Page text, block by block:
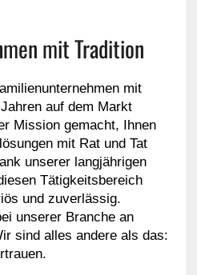
mit Tradition
mit
auf dem Markt
Mission gemacht, Ihnen
mit Rat und Tat
unserer langjährigen
Tätigkeitsbereich
und zuverlässig.
unserer Branche an
sind alles andere als das: